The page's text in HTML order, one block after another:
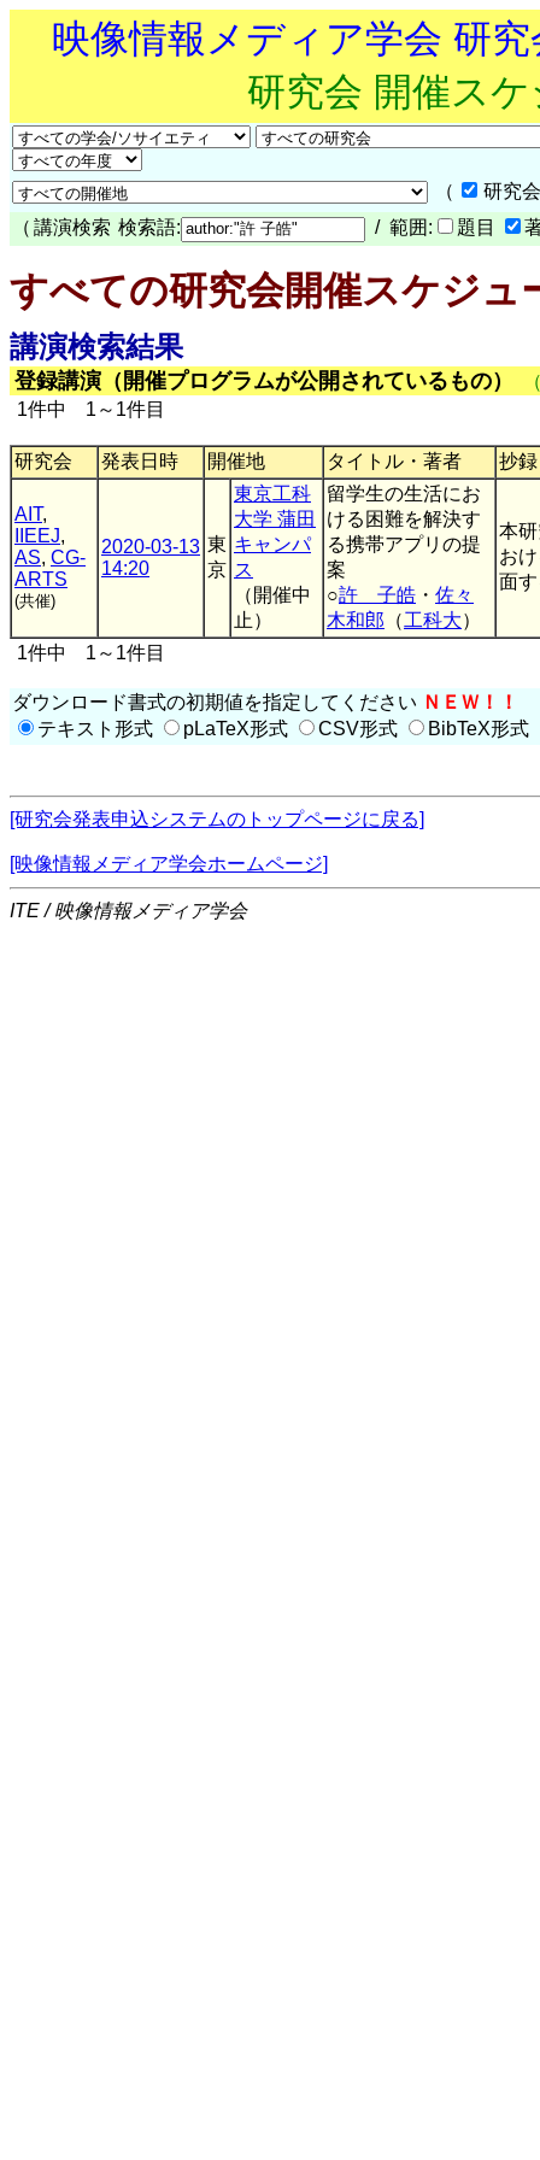
映像情報メディア学会 研
研究会 開催ス
（
研究
（ 講演検索 検索語: / 範囲: 題目
すべての研究会開催スケジュ
講演検索結果
登録講演（開催プログラムが公開されているもの）
1件中 1～1件目
研究会 発表日時 開催地 タイトル・著者 抄録
AIT,
IIEEJ,
AS, CG-
ARTS
(共催)
2020-03-13
14:20
東
京
東京工科
大学 蒲田
キャンパ
ス
（開催中
止）
留学生の生活にお
ける困難を解決す
る携帯アプリの提
案
○許 子皓 ・ 佐々
木和郎 （工科大）
本
お
面
1件中 1～1件目
ダウンロード書式の初期値を指定してください ＮＥＷ！！
テキスト形式
pLaTeX形式 CSV形式 BibTeX形式
[研究会発表申込システムのトップページに戻る]
[映像情報メディア学会ホームページ]
ITE / 映像情報メディア学会